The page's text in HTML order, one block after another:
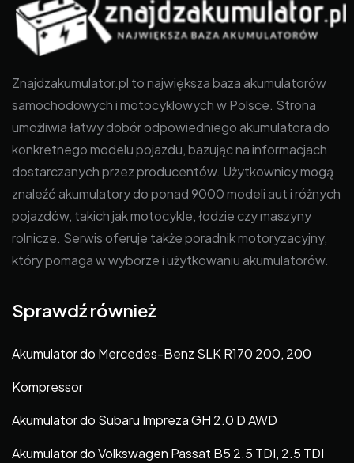
Znajdzakumulator.pl to największa baza akumulatorów
samochodowych i motocyklowych w Polsce. Strona
umożliwia łatwy dobór odpowiedniego akumulatora do
konkretnego modelu pojazdu, bazując na informacjach
dostarczanych przez producentów. Użytkownicy mogą
znaleźć akumulatory do ponad 9000 modeli aut i różnych
pojazdów, takich jak motocykle, łodzie czy maszyny
rolnicze. Serwis oferuje także poradnik motoryzacyjny,
który pomaga w wyborze i użytkowaniu akumulatorów.
Sprawdź również
Akumulator do Mercedes-Benz SLK R170 200, 200
Kompressor
Akumulator do Subaru Impreza GH 2.0 D AWD
Akumulator do Volkswagen Passat B5 2.5 TDI, 2.5 TDI